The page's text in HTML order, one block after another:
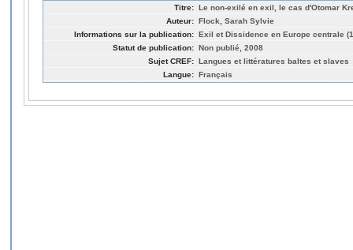
Titre: Le non-exilé en exil, le cas d'Otomar
Auteur: Flock, Sarah Sylvie
Informations sur la publication: Exil et Dissidence en Europe centrale
Statut de publication: Non publié, 2008
Sujet CREF: Langues et littératures baltes et slaves
Langue: Français